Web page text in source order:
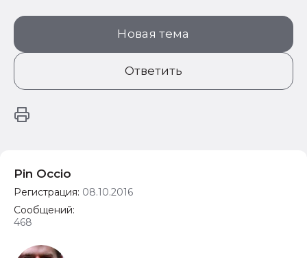
Новая тема
Ответить
Pin Occio
Регистрация: 08.10.2016
Сообщений:
468